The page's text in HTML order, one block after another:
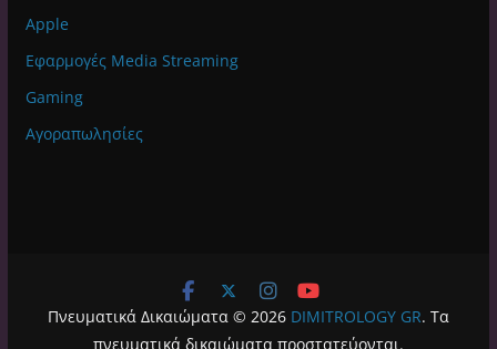
Apple
Εφαρμογές Media Streaming
Gaming
Αγοραπωλησίες
Πνευματικά Δικαιώματα © 2026 DIMITROLOGY GR. Τα
πνευματικά δικαιώματα προστατεύονται.